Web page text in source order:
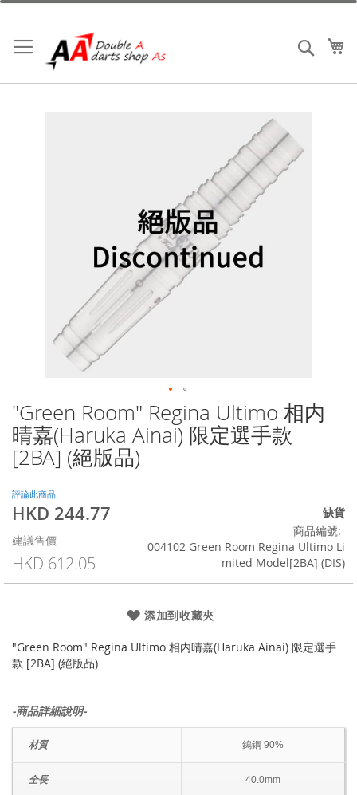
跳
內
容
搜索
"Green Room" Regina Ultimo 相内
晴嘉(Haruka Ainai) 限定選手款
[2BA] (絕版品)
評論此商品
特
價
格
HKD 244.77
建議售價
HKD 612.05
缺貨
商品編號
004102 Green Room Regina Ultimo Li
mited Model[2BA] (DIS)
添加到收藏夾
"Green Room" Regina Ultimo 相内晴嘉(Haruka Ainai) 限定選手
款 [2BA] (絕版品)
-商品詳細說明-
材質 鎢鋼 90%
全長 40.0mm
Skip
to
the
beginning
of
the
images
gallery